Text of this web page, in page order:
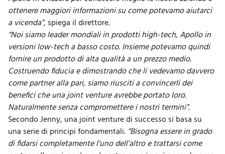
ottenere maggiori informazioni su come potevamo aiutarci
a vicenda”, spiega il direttore.
“Noi siamo leader mondiali in prodotti high-tech, Apollo in
versioni low-tech a basso costo. Insieme potevamo quindi
fornire un prodotto di alta qualità a un prezzo medio.
Costruendo fiducia e dimostrando che li vedevamo davvero
come partner alla pari, siamo riusciti a convincerli dei
benefici che una joint venture avrebbe portato loro.
Naturalmente senza compromettere i nostri termini”.
Secondo Jenny, una joint venture di successo si basa su
una serie di principi fondamentali. “Bisogna essere in grado
di fidarsi completamente l’uno dell’altro e trattarsi come